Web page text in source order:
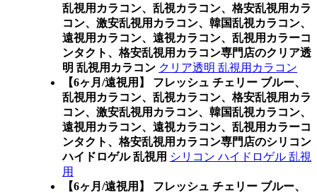
乱視用カラコン、乱視カラコン、格安乱視用カラ
コン、激安乱視用カラコン、韓国乱視カラコン、
遠視用カラコン、遠視カラコン、乱視用カラーコ
ンタクト、格安乱視用カラコン専門店のクリア透
明 乱視用カラコン クリア透明 乱視用カラコン
【6ヶ月/遠視用】 フレッシュ チェリー ブルー、
乱視用カラコン、乱視カラコン、格安乱視用カラ
コン、激安乱視用カラコン、韓国乱視カラコン、
遠視用カラコン、遠視カラコン、乱視用カラーコ
ンタクト、格安乱視用カラコン専門店のシリコン
ハイドロゲル 乱視用 シリコン ハイドロゲル 乱視
用
【6ヶ月/遠視用】 フレッシュ チェリー ブルー、